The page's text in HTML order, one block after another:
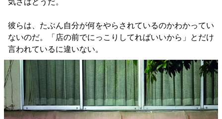
気さはどうだ。
彼らは、たぶん自分が何をやらされているのかわかってい
ないのだ。「店の前でにっこりしてればいいから」とだけ
言われているに違いない。